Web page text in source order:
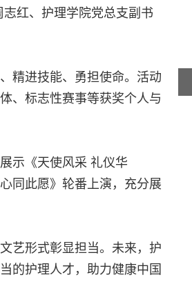
红、护理学院党总支副书
精进技能、勇担使命。活动
、标志性赛事等获奖个人与
示《天使风采 礼仪华
同此愿》轮番上演，充分展
艺形式彰显担当。未来，护
的护理人才，助力健康中国